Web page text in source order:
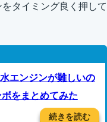
タイミング良く押して
エンジンが難しいの
をまとめてみた
続きを読む